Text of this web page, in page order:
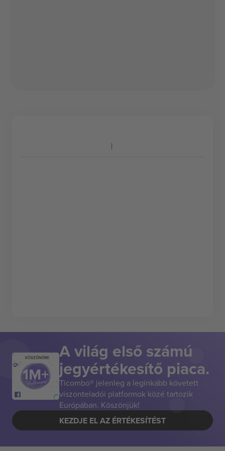
KÖSZÖNÖM! A világ első számú
jegyértékesítő piaca.
Ticombo® jelenleg a leginkább követett
viszonteladói platformok közé tartozik
Európában. Köszönjük!
KEZDJE EL AZ ÉRTÉKESÍTÉST